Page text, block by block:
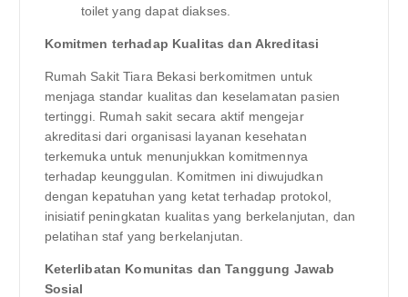
toilet yang dapat diakses.
Komitmen terhadap Kualitas dan Akreditasi
Rumah Sakit Tiara Bekasi berkomitmen untuk
menjaga standar kualitas dan keselamatan pasien
tertinggi. Rumah sakit secara aktif mengejar
akreditasi dari organisasi layanan kesehatan
terkemuka untuk menunjukkan komitmennya
terhadap keunggulan. Komitmen ini diwujudkan
dengan kepatuhan yang ketat terhadap protokol,
inisiatif peningkatan kualitas yang berkelanjutan, dan
pelatihan staf yang berkelanjutan.
Keterlibatan Komunitas dan Tanggung Jawab
Sosial